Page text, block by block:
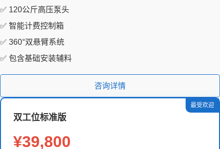
✅ 120公斤高压泵头
✅ 智能计费控制箱
✅ 360°双悬臂系统
✅ 包含基础安装辅料
咨询详情
最受欢迎
双工位标准版
¥39,800